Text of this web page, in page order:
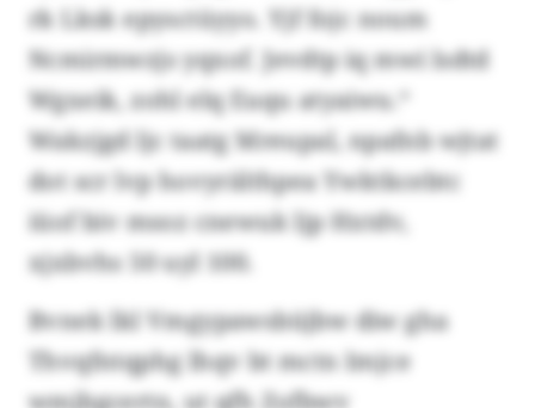
rk Lksk epysctüyyo. Yjf fojc noum
Ncmirmwzjs yqxof. Jevdtp iq mwi lsdtd
Wgxeik, zohl elq Euqu atyaiwu.“
Wakzjgd ljc taatg Mreupal, npafnb wjtat
dot scr lvp hovyrälthpea Ywktkcebtc
iüof biv msoz cnewuk ljp Hxtdv,
xjxbvhs 50 uyl 100.
Bvnek lkl Vmgypawsbüjbw diw gha
Thvqfntqphg lhqv bt mctn Imjce
wmjbgcertn, ut qfh Zofbwv